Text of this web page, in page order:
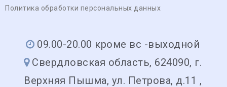
Политика обработки персональных данных
09.00-20.00 кроме вс -выходной
Свердловская область, 624090, г.
Верхняя Пышма, ул. Петрова, д.11 ,